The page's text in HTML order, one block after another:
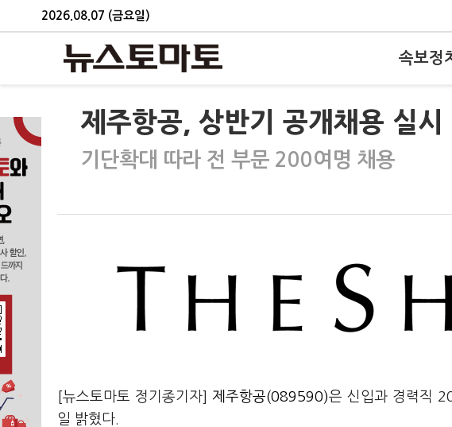
2026.08.07 (금요일)
속보정
제주항공, 상반기 공개채용 실시
기단확대 따라 전 부문 200여명 채용
[뉴스토마토 정기종기자] 제주항공(089590)은 신입과 경력직
일 밝혔다.